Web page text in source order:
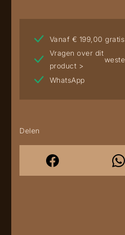
Vanaf € 199,00
Vragen over dit
product >
WhatsApp
Delen